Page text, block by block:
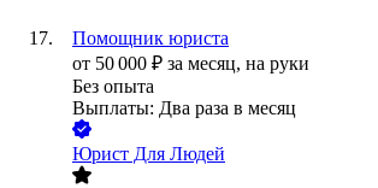
Помощник юриста
от 50 000 ₽ за месяц, на руки
Без опыта
Выплаты: Два раза в месяц
Юрист Для Людей